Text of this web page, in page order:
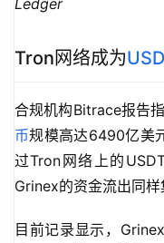
Ledger
Tron网络成为
合规机构Bitrace报告
币规模高达6490亿美
过Tron网络上的
Grinex的资金流出同样
目前记录显示，